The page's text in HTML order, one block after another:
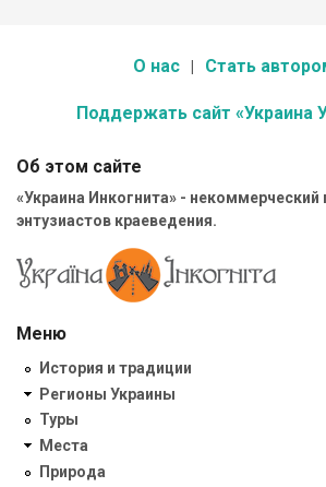
О нас Стать
Поддержать сайт «Украина
Об этом сайте
«Украина Инкогнита» - некоммерческий
энтузиастов краеведения.
Меню
История и традиции
Регионы Украины
Туры
Места
Природа